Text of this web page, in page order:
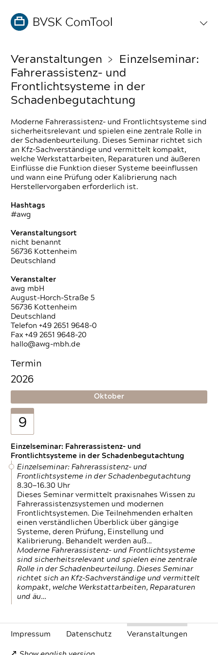
Veranstaltungen ﹥ Einzelseminar:
Fahrerassistenz- und
Frontlichtsysteme in der
Schadenbegutachtung
Moderne Fahrerassistenz- und Frontlichtsysteme sind
sicherheitsrelevant und spielen eine zentrale Rolle in
der Schadenbeurteilung. Dieses Seminar richtet sich
an Kfz-Sachverständige und vermittelt kompakt,
welche Werkstattarbeiten, Reparaturen und äußeren
Einflüsse die Funktion dieser Systeme beeinflussen
und wann eine Prüfung oder Kalibrierung nach
Herstellervorgaben erforderlich ist.
Hashtags
#awg
Veranstaltungsort
nicht benannt
56736 Kottenheim
Deutschland
Veranstalter
awg mbH
August-Horch-Straße 5
56736 Kottenheim
Deutschland
Telefon +49 2651 9648-0
Fax +49 2651 9648-20
hallo@awg-mbh.de
Termin
2026
Oktober
9
Einzelseminar: Fahrerassistenz- und
Frontlichtsysteme in der Schadenbegutachtung
Einzelseminar: Fahrerassistenz- und
Frontlichtsysteme in der Schadenbegutachtung
8.30—16.30 Uhr
Dieses Seminar vermittelt praxisnahes Wissen zu
Fahrerassistenzsystemen und modernen
Frontlichtsystemen. Die Teilnehmenden erhalten
einen verständlichen Überblick über gängige
Systeme, deren Prüfung, Einstellung und
Kalibrierung. Behandelt werden auß…
Moderne Fahrerassistenz- und Frontlichtsysteme
sind sicherheitsrelevant und spielen eine zentrale
Rolle in der Schadenbeurteilung. Dieses Seminar
richtet sich an Kfz-Sachverständige und vermittelt
kompakt, welche Werkstattarbeiten, Reparaturen
und äu…
Impressum Daten­schutz Veranstaltungen